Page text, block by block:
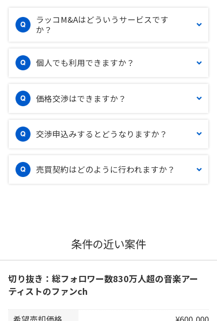
ラッコM&Aはどういうサービスです
か？
個人でも利用できますか？
価格交渉はできますか？
交渉申込みするとどうなりますか？
売買契約はどのように行われますか？
条件の近い案件
切り抜き：総フォロワー数830万人超の音楽アー
ティストのファンch